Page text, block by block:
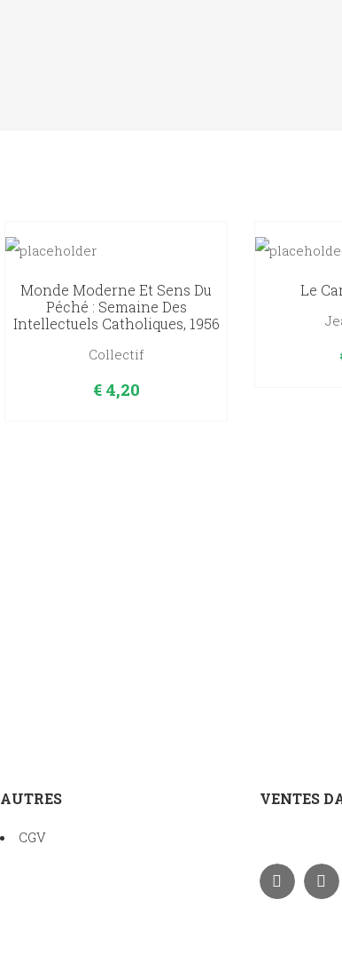
Monde Moderne Et Sens Du
Péché : Semaine Des
Intellectuels Catholiques, 1956
Collectif
€4,20
Le
AUTRES
CGV
VENTES